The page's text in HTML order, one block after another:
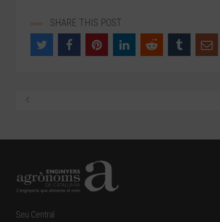
SHARE THIS POST
Seu Central